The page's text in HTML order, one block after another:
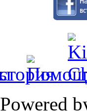
Powered